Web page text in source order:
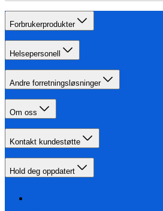
Forbrukerprodukter
Helsepersonell
Andre forretningsløsninger
Om oss
Kontakt kundestøtte
Hold deg oppdatert